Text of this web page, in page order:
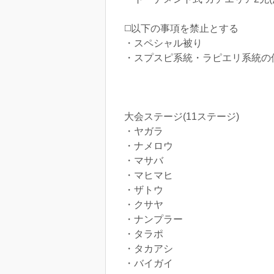
◻️以下の事項を禁止とする
・スペシャル被り
・スプスピ系統・ラピエリ系統の
大会ステージ(11ステージ)
・ヤガラ
・ナメロウ
・マサバ
・マヒマヒ
・ザトウ
・クサヤ
・ナンプラー
・タラポ
・タカアシ
・バイガイ